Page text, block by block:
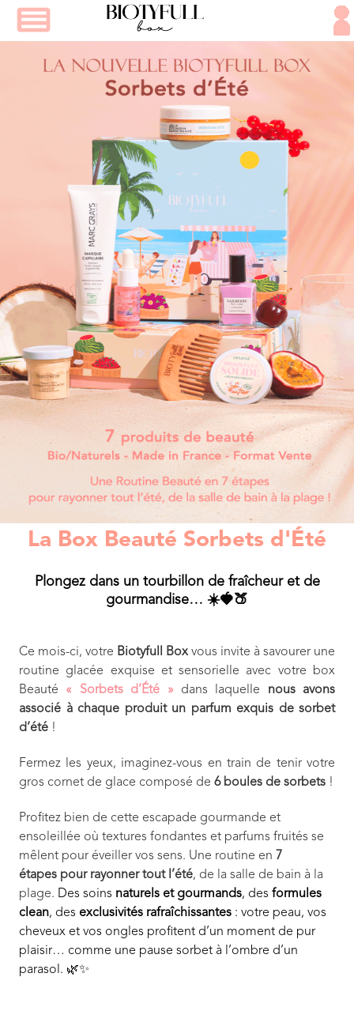
La Box Beauté Sorbets d'Été
Plongez dans un tourbillon de fraîcheur et de
gourmandise… ☀️🍓🍑
Ce mois-ci, votre Biotyfull Box vous invite à savourer une
routine glacée exquise et sensorielle avec votre box
Beauté « Sorbets d’Été » dans laquelle nous avons
associé à chaque produit un parfum exquis de sorbet
d’été !
Fermez les yeux, imaginez-vous en train de tenir votre
gros cornet de glace composé de 6 boules de sorbets !
Profitez bien de cette escapade gourmande et
ensoleillée où textures fondantes et parfums fruités se
mêlent pour éveiller vos sens. Une routine en 7
étapes pour rayonner tout l’été, de la salle de bain à la
plage. Des soins naturels et gourmands, des formules
clean, des exclusivités rafraîchissantes : votre peau, vos
cheveux et vos ongles profitent d’un moment de pur
plaisir… comme une pause sorbet à l’ombre d’un
parasol. 🌿✨